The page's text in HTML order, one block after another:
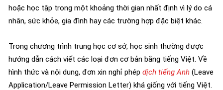
hoặc học tập trong một khoảng thời gian nhất định vì lý do cá
nhân, sức khỏe, gia đình hay các trường hợp đặc biệt khác.
Trong chương trình trung học cơ sở, học sinh thường được
hướng dẫn cách viết các loại đơn cơ bản bằng tiếng Việt. Về
hình thức và nội dung, đơn xin nghỉ phép dịch tiếng Anh (Leave
Application/Leave Permission Letter) khá giống với tiếng Việt.